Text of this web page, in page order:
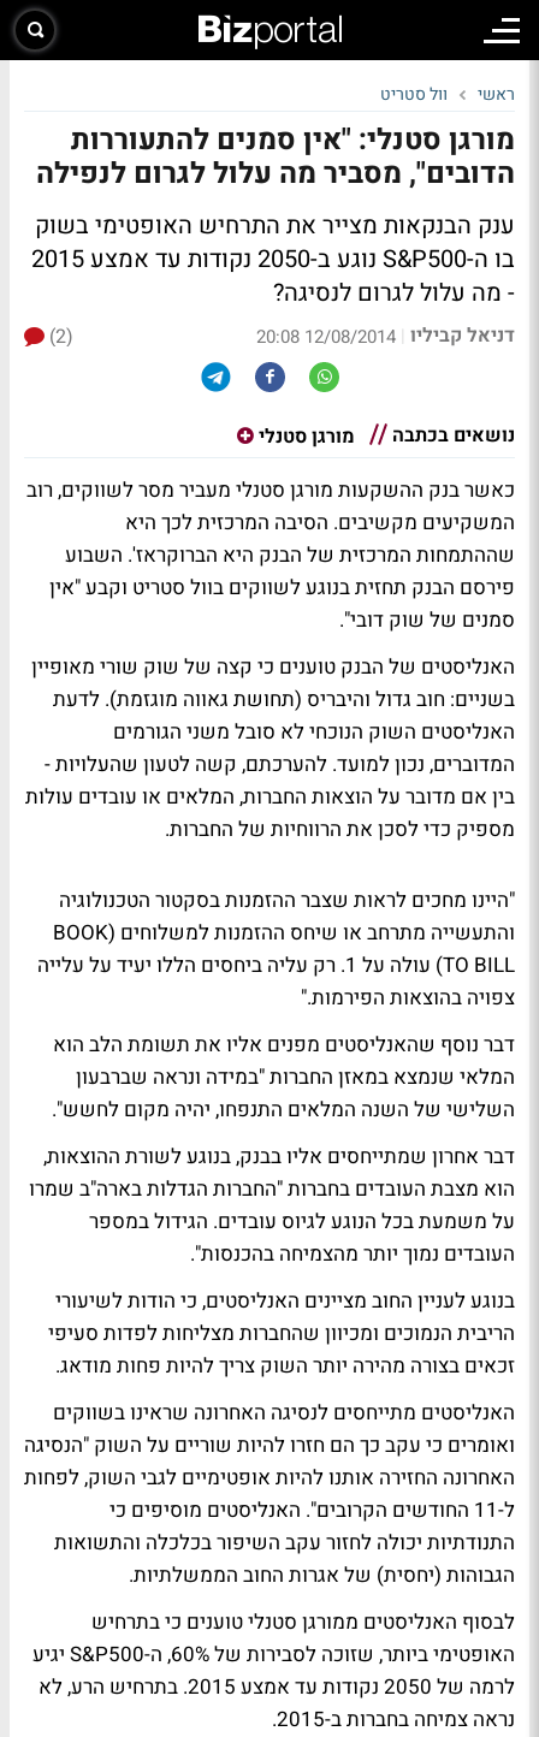
ראשי וול סטריט
מורגן סטנלי: "אין סמנים להתעוררות
הדובים", מסביר מה עלול לגרום לנפילה
ענק הבנקאות מצייר את התרחיש האופטימי בשוק
בו ה-S&P500 נוגע ב-2050 נקודות עד אמצע 2015
- מה עלול לגרום לנסיגה?
דניאל קביליו |
12/08/2014 20:08
(2)
נושאים בכתבה מורגן סטנלי
כאשר בנק ההשקעות מורגן סטנלי מעביר מסר לשווקים, רוב
המשקיעים מקשיבים. הסיבה המרכזית לכך היא
שההתמחות המרכזית של הבנק היא הברוקראז'. השבוע
פירסם הבנק תחזית בנוגע לשווקים בוול סטריט וקבע "אין
סמנים של שוק דובי".
האנליסטים של הבנק טוענים כי קצה של שוק שורי מאופיין
בשניים: חוב גדול והיבריס (תחושת גאווה מוגזמת). לדעת
האנליסטים השוק הנוכחי לא סובל משני הגורמים
המדוברים, נכון למועד. להערכתם, קשה לטעון שהעלויות -
בין אם מדובר על הוצאות החברות, המלאים או עובדים עולות
מספיק כדי לסכן את הרווחיות של החברות.
"היינו מחכים לראות שצבר ההזמנות בסקטור הטכנולוגיה
והתעשייה מתרחב או שיחס ההזמנות למשלוחים (BOOK
TO BILL) עולה על 1. רק עליה ביחסים הללו יעיד על עלייה
צפויה בהוצאות הפירמות."
דבר נוסף שהאנליסטים מפנים אליו את תשומת הלב הוא
המלאי שנמצא במאזן החברות "במידה ונראה שברבעון
השלישי של השנה המלאים התנפחו, יהיה מקום לחשש".
דבר אחרון שמתייחסים אליו בבנק, בנוגע לשורת ההוצאות,
הוא מצבת העובדים בחברות "החברות הגדלות בארה"ב שמרו
על משמעת בכל הנוגע לגיוס עובדים. הגידול במספר
העובדים נמוך יותר מהצמיחה בהכנסות".
בנוגע לעניין החוב מציינים האנליסטים, כי הודות לשיעורי
הריבית הנמוכים ומכיוון שהחברות מצליחות לפדות סעיפי
זכאים בצורה מהירה יותר השוק צריך להיות פחות מודאג.
האנליסטים מתייחסים לנסיגה האחרונה שראינו בשווקים
ואומרים כי עקב כך הם חזרו להיות שוריים על השוק "הנסיגה
האחרונה החזירה אותנו להיות אופטימיים לגבי השוק, לפחות
ל-11 החודשים הקרובים". האנליסטים מוסיפים כי
התנודתיות יכולה לחזור עקב השיפור בכלכלה והתשואות
הגבוהות (יחסית) של אגרות החוב הממשלתיות.
לבסוף האנליסטים ממורגן סטנלי טוענים כי בתרחיש
האופטימי ביותר, שזוכה לסבירות של 60%, ה-S&P500 יגיע
לרמה של 2050 נקודות עד אמצע 2015. בתרחיש הרע, לא
נראה צמיחה בחברות ב-2015.